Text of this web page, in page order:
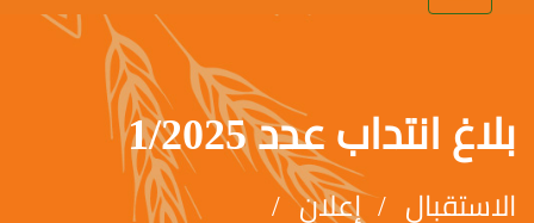
بلاغ انتداب عدد 1/2025
الاستقبال
إعلان